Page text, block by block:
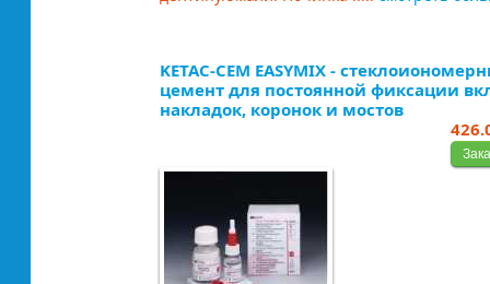
KETAC-CEM EASYMIX -
цемент для постоянной фиксации
накладок, коронок и мостов